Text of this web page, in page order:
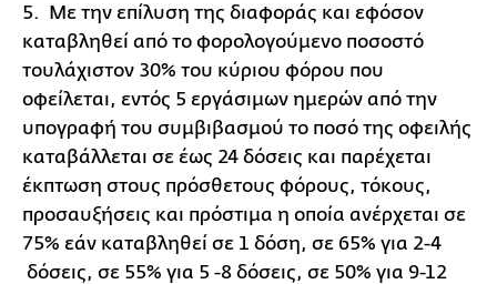
5. Με την επίλυση της διαφοράς και εφόσον
καταβληθεί από το φορολογούμενο ποσοστό
τουλάχιστον 30% του κύριου φόρου που
οφείλεται, εντός 5 εργάσιμων ημερών από την
υπογραφή του συμβιβασμού το ποσό της οφειλής
καταβάλλεται σε έως 24 δόσεις και παρέχεται
έκπτωση στους πρόσθετους φόρους, τόκους,
προσαυξήσεις και πρόστιμα η οποία ανέρχεται σε
75% εάν καταβληθεί σε 1 δόση, σε 65% για 2-4
δόσεις, σε 55% για 5 -8 δόσεις, σε 50% για 9-12